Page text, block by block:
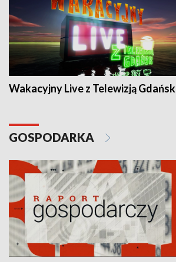
Wakacyjny Live z Telewizją Gdańsk
GOSPODARKA